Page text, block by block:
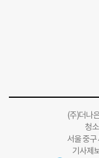
(주)더나
청
서울 중
기사제